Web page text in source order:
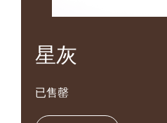
星灰
已售罄